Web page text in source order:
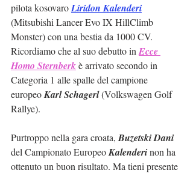
pilota kosovaro Liridon Kalenderi
(Mitsubishi Lancer Evo IX HillClimb
Monster) con una bestia da 1000 CV.
Ricordiamo che al suo debutto in Ecce
Homo Sternberk è arrivato secondo in
Categoria 1 alle spalle del campione
europeo Karl Schagerl (Volkswagen Golf
Rallye).
Purtroppo nella gara croata, Buzetski Dani
del Campionato Europeo Kalenderi non ha
ottenuto un buon risultato. Ma tieni presente